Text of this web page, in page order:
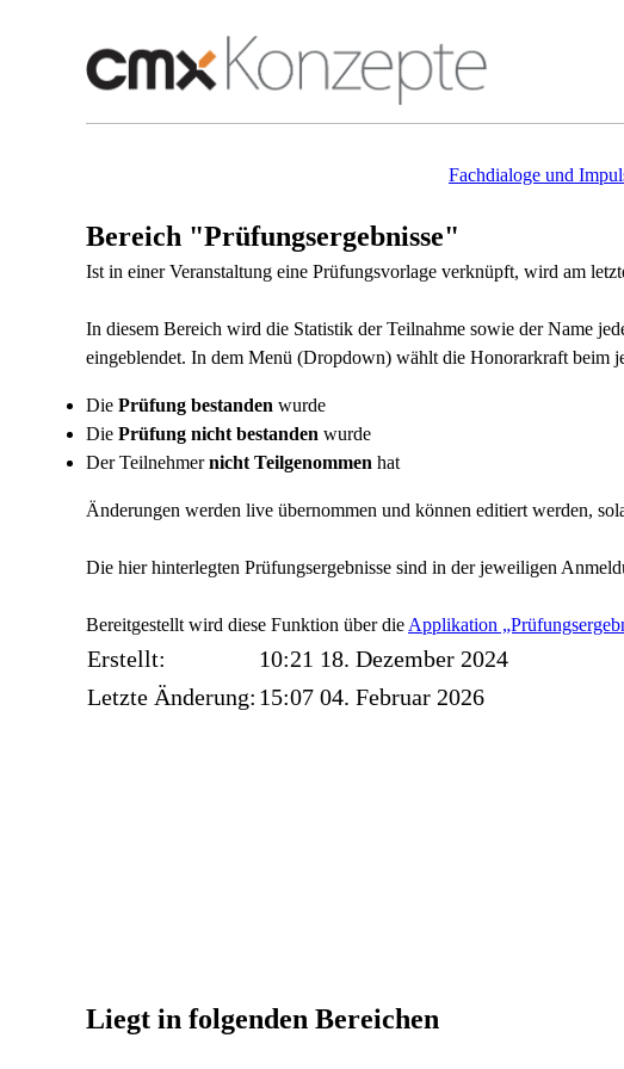
Fachdialoge und
Bereich "Prüfungsergebnisse"
Ist in einer Veranstaltung eine Prüfungsvorlage verknüpft, wird am
In diesem Bereich wird die Statistik der Teilnahme sowie der Name
eingeblendet. In dem Menü (Dropdown) wählt die Honorarkraft beim
Die Prüfung bestanden wurde
Die Prüfung nicht bestanden wurde
Der Teilnehmernicht Teilgenommen hat
Änderungen werden live übernommen und können editiert werden,
Die hier hinterlegten Prüfungsergebnisse sind in der jeweiligen
Bereitgestellt wird diese Funktion über die Applikation
Erstellt:
10:21 18. Dezember 2024
Letzte Änderung: 15:07 04. Februar 2026
Liegt in folgenden Bereichen